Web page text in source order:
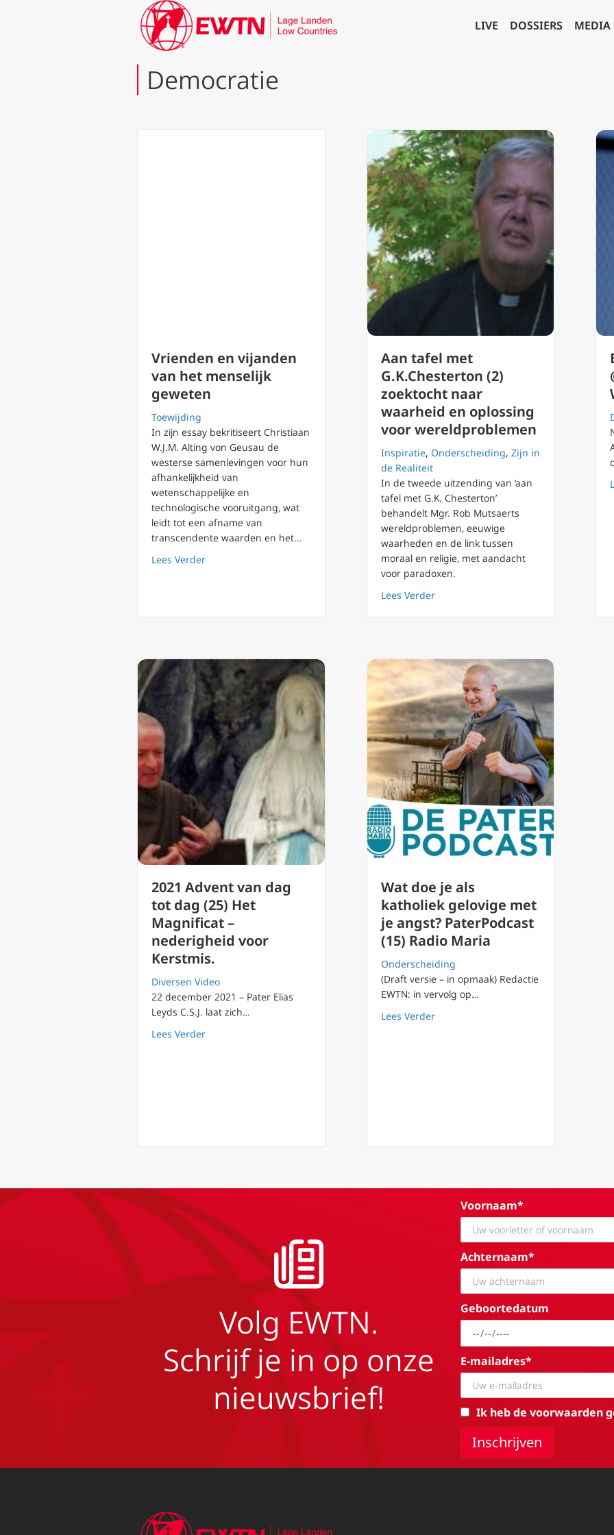
LIVE DOSSIERS MEDIA
Democratie
Vrienden en vijanden
van het menselijk
geweten
Toewijding
In zijn essay bekritiseert Christiaan
W.J.M. Alting von Geusau de
westerse samenlevingen voor hun
afhankelijkheid van
wetenschappelijke en
technologische vooruitgang, wat
leidt tot een afname van
transcendente waarden en het...
Lees Verderabout Vrienden en vijanden van het menselijk geweten
Aan tafel met
G.K.Chesterton (2)
zoektocht naar
waarheid en oplossing
voor wereldproblemen
Inspiratie, Onderscheiding, Zijn in
de Realiteit
In de tweede uitzending van ‘aan
tafel met G.K. Chesterton’
behandelt Mgr. Rob Mutsaerts
wereldproblemen, eeuwige
waarheden en de link tussen
moraal en religie, met aandacht
voor paradoxen.
Lees Verderabout Aan tafel met G.K.Chesterton
2021 Advent van dag
tot dag (25) Het
Magnificat –
nederigheid voor
Kerstmis.
Diversen Video
22 december 2021 – Pater Elias
Leyds C.S.J. laat zich…
Lees Verderabout 2021 Advent van dag tot dag (25) Het Magnificat – nederigheid voor Kerstmis.
Wat doe je als
katholiek gelovige met
je angst? PaterPodcast
(15) Radio Maria
Onderscheiding
(Draft versie – in opmaak) Redactie
EWTN: in vervolg op…
Lees Verderabout Wat doe je als katholiek
Volg EWTN.
Schrijf je in op onze
nieuwsbrief!
Voornaam*
Achternaam*
Geboortedatum
E-mailadres*
Ik heb de voorwaarden